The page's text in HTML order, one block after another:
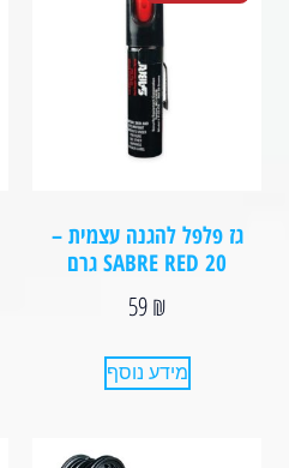
גז פלפל להגנה עצמית –
SABRE RED 20 גרם
59₪
מידע נוסף